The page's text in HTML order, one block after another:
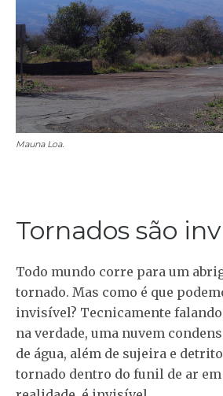
Mauna Loa.
Tornados são
Todo mundo corre para um
tornado. Mas como é que
invisível? Tecnicamente
na verdade, uma nuvem
de água, além de sujeira e
tornado dentro do funil de ar